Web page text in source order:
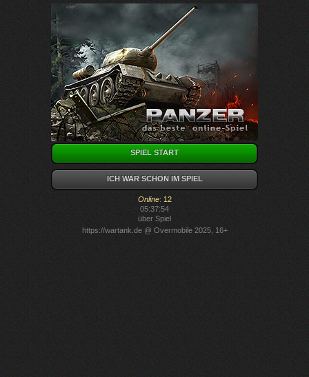
SPIEL START
ICH WAR SCHON IM SPIEL
Online: 12
05:37:54
über Spiel
https://wartank.de@ Overmobile 2025, 16+